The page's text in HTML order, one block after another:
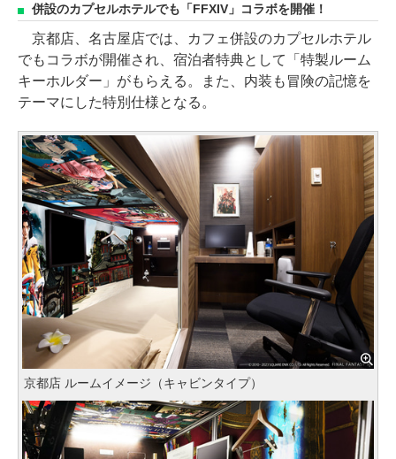
併設のカプセルホテルでも「FFXIV」コラボを開催！
京都店、名古屋店では、カフェ併設のカプセルホテル
でもコラボが開催され、宿泊者特典として「特製ルーム
キーホルダー」がもらえる。また、内装も冒険の記憶を
テーマにした特別仕様となる。
京都店 ルームイメージ（キャビンタイプ）